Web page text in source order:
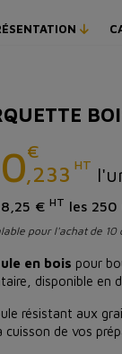
0€
,233 HT
€ HT les 250
pour l'achat de 10
en bois pour
disponible en
résistant aux
cuisson de vos